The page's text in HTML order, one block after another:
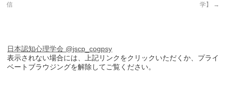
信
学】
→
日本認知心理学会 @jscp_cogpsy
表示されない場合には、上記リンクをクリックいただくか、プライ
ベートブラウジングを解除してご覧ください。